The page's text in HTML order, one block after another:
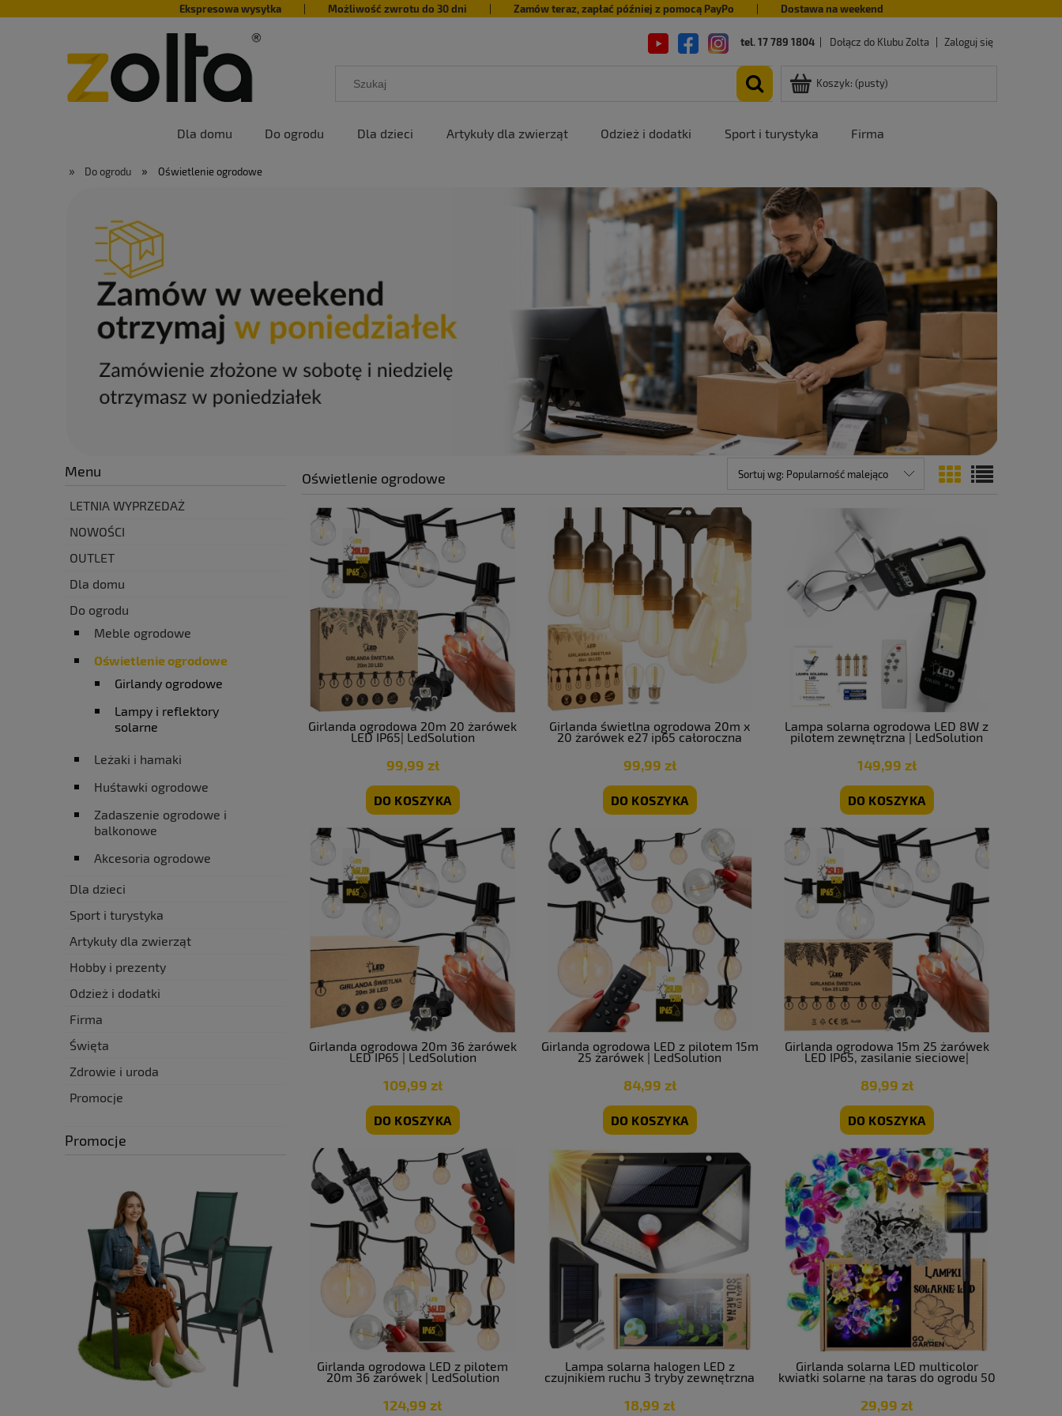
Ekspresowa wysyłka Możliwość zwrotu do 30 dni Zamów teraz, zapłać później z pomocą PayPo Dostawa na weekend
tel. 17 789 1804 Dołącz do Klubu Zolta Zaloguj się
Koszyk: (pusty)
Dla domu Do ogrodu Dla dzieci Artykuły dla zwierząt Odzież i dodatki Sport i turystyka Firma
» Do ogrodu » Oświetlenie ogrodowe
Menu
LETNIA WYPRZEDAŻ
NOWOŚCI
OUTLET
Dla domu
Do ogrodu
Meble ogrodowe
Oświetlenie ogrodowe
Girlandy ogrodowe
Lampy i reflektory
solarne
Leżaki i hamaki
Huśtawki ogrodowe
Zadaszenie ogrodowe i
balkonowe
Akcesoria ogrodowe
Dla dzieci
Sport i turystyka
Artykuły dla zwierząt
Hobby i prezenty
Odzież i dodatki
Firma
Święta
Zdrowie i uroda
Promocje
Promocje
Oświetlenie ogrodowe Sortuj wg: Popularność malejąco
Girlanda ogrodowa 20m 20 żarówek
LED IP65| LedSolution
99,99 zł
DO KOSZYKA
Girlanda świetlna ogrodowa 20m x
20 żarówek e27 ip65 całoroczna
wodoodporna
99,99 zł
DO KOSZYKA
Lampa solarna ogrodowa LED 8W z
pilotem zewnętrzna | LedSolution
149,99 zł
DO KOSZYKA
Girlanda ogrodowa 20m 36 żarówek
LED IP65 | LedSolution
109,99 zł
DO KOSZYKA
Girlanda ogrodowa LED z pilotem 15m
25 żarówek | LedSolution
84,99 zł
DO KOSZYKA
Girlanda ogrodowa 15m 25 żarówek
LED IP65, zasilanie sieciowe|
LedSolution
89,99 zł
DO KOSZYKA
Girlanda ogrodowa LED z pilotem
20m 36 żarówek | LedSolution
124,99 zł
Lampa solarna halogen LED z
czujnikiem ruchu 3 tryby zewnętrzna
ogrodowa IP65
18,99 zł
Girlanda solarna LED multicolor
kwiatki solarne na taras do ogrodu 50
LED | GoGarden
29,99 zł